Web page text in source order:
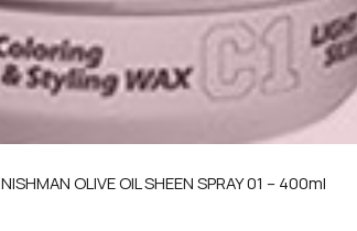
NISHMAN OLIVE OIL SHEEN SPRAY 01 – 400ml